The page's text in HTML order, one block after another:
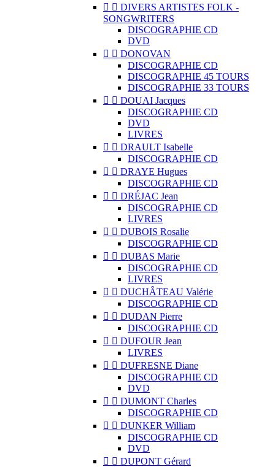
  DIVERS ARTISTES FOLK -
SONGWRITERS
DISCOGRAPHIE CD
DVD
  DONOVAN
DISCOGRAPHIE CD
DISCOGRAPHIE 45 TOURS
DISCOGRAPHIE 33 TOURS
  DOUAI Jacques
DISCOGRAPHIE CD
DVD
LIVRES
  DRAULT Isabelle
DISCOGRAPHIE CD
  DRAYE Hugues
DISCOGRAPHIE CD
  DRÉJAC Jean
DISCOGRAPHIE CD
LIVRES
  DUBOIS Rosalie
DISCOGRAPHIE CD
  DUBAS Marie
DISCOGRAPHIE CD
LIVRES
  DUCHÂTEAU Valérie
DISCOGRAPHIE CD
  DUDAN Pierre
DISCOGRAPHIE CD
  DUFOUR Jean
LIVRES
  DUFRESNE Diane
DISCOGRAPHIE CD
DVD
  DUMONT Charles
DISCOGRAPHIE CD
  DUNKER William
DISCOGRAPHIE CD
DVD
  DUPONT Gérard